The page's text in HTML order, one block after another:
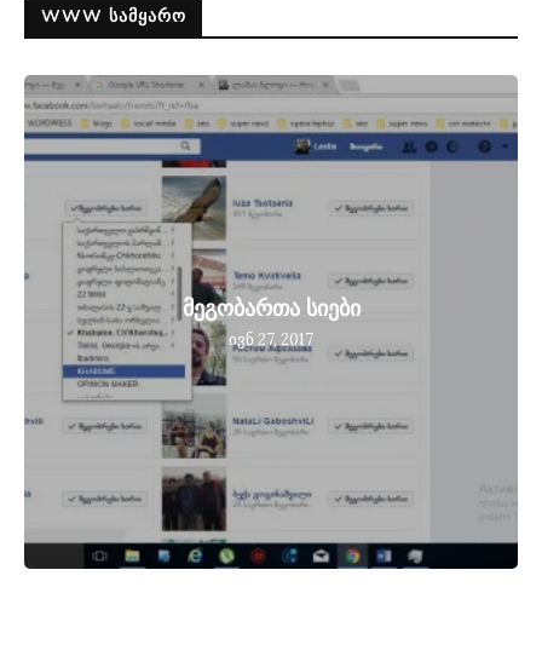
WWW ᲡᲐᲛᲧᲐᲠᲝ
მეგობართა სიები
ივნ 27, 2017